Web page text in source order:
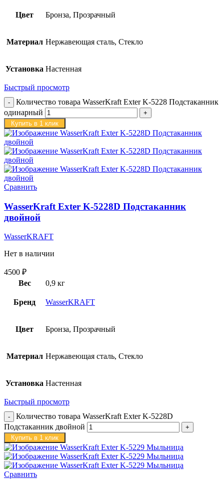
Цвет Бронза, Прозрачный
Материал Нержавеющая сталь, Стекло
Установка Настенная
Быстрый просмотр
Количество товара WasserKraft Exter K-5228 Подстаканник
одинарный
Купить в 1 клик
Сравнить
WasserKraft Exter K-5228D Подстаканник
двойной
WasserKRAFT
Нет в наличии
4500 ₽
Вес
0,9 кг
Бренд WasserKRAFT
Цвет Бронза, Прозрачный
Материал Нержавеющая сталь, Стекло
Установка Настенная
Быстрый просмотр
Количество товара WasserKraft Exter K-5228D
Подстаканник двойной
Купить в 1 клик
Сравнить